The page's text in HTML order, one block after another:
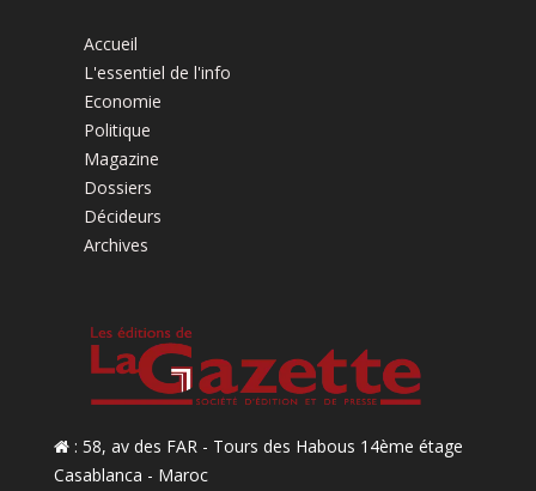
Accueil
L'essentiel de l'info
Economie
Politique
Magazine
Dossiers
Décideurs
Archives
: 58, av des FAR - Tours des Habous 14ème étage
Casablanca - Maroc